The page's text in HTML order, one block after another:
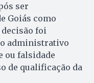
ser
Goiás como
decisão foi
administrativo
ou falsidade
de qualificação da